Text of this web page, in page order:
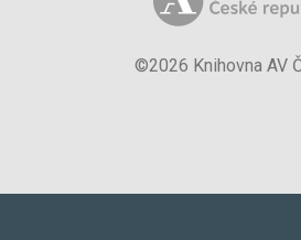
©2026 Knihovna AV